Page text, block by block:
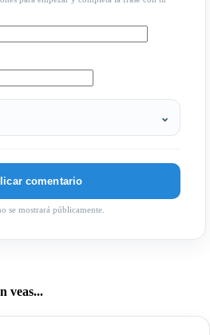
se mostrará públicamente.
veas...